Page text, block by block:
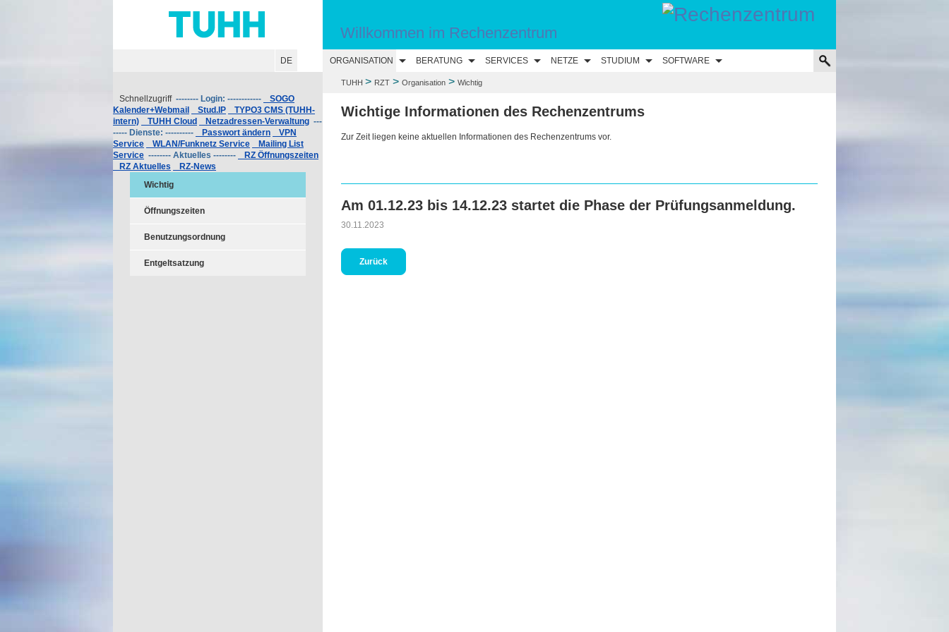
Willkommen im Rechenzentrum
DE ORGANISATION BERATUNG SERVICES NETZE STUDIUM SOFTWARE
TUHH > RZT> Organisation> Wichtig
Wichtige Informationen des Rechenzentrums
Zur Zeit liegen keine aktuellen Informationen des Rechenzentrums vor.
Am 01.12.23 bis 14.12.23 startet die Phase der Prüfungsanmeldung.
30.11.2023
Zurück
Schnellzugriff -------- Login: ------------
SOGO
Kalender+Webmail
Stud.IP
TYPO3 CMS (TUHH-
intern)
TUHH Cloud Netzadressen-Verwaltung ---
----- Dienste: ----------
Passwort ändern
VPN
Service
WLAN/Funknetz Service
Mailing List
Service -------- Aktuelles --------
RZ Öffnungszeiten
RZ Aktuelles
RZ-News
Wichtig
Öffnungszeiten
Benutzungsordnung
Entgeltsatzung